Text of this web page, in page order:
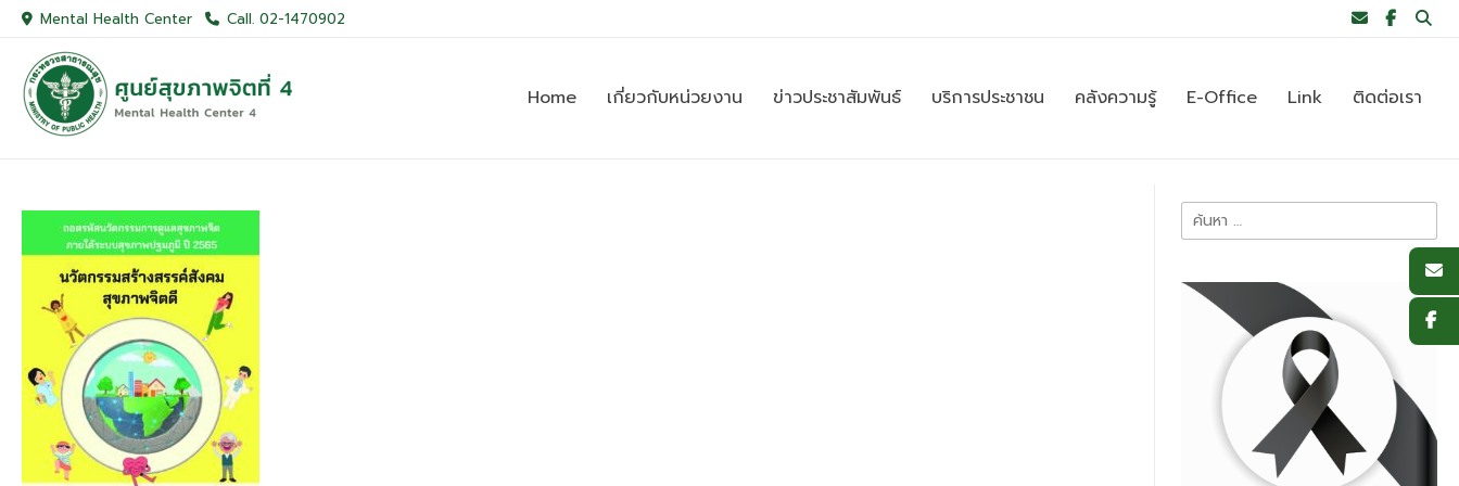
Skip
content
Mental Health Center Call. 02-1470902
Home เกี่ยวกับหน่วยงาน ข่าวประชาสัมพันธ์ บริการประชาชน คลังความรู้ E-Office Link ติดต่อเรา
ค้นหา
สำหรับ: